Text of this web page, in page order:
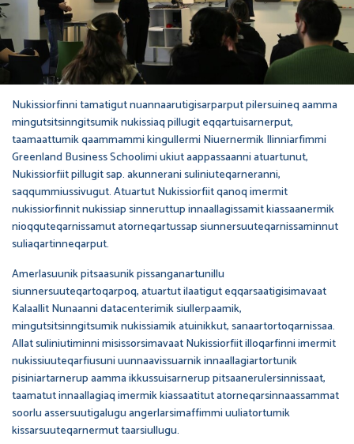
Nukissiorfinni tamatigut nuannaarutigisarparput pilersuineq aamma
mingutsitsinngitsumik nukissiaq pillugit eqqartuisarnerput,
taamaattumik qaammammi kingullermi Niuernermik Ilinniarfimmi
Greenland Business Schoolimi ukiut aappassaanni atuartunut,
Nukissiorfiit pillugit sap. akunnerani suliniuteqarneranni,
saqqummiussivugut. Atuartut Nukissiorfiit qanoq imermit
nukissiorfinnit nukissiap sinneruttup innaallagissamit kiassaanermik
nioqquteqarnissamut atorneqartussap siunnersuuteqarnissaminnut
suliaqartinneqarput.
Amerlasuunik pitsaasunik pissanganartunillu
siunnersuuteqartoqarpoq, atuartut ilaatigut eqqarsaatigisimavaat
Kalaallit Nunaanni datacenterimik siullerpaamik,
mingutsitsinngitsumik nukissiamik atuinikkut, sanaartortoqarnissaa.
Allat suliniutiminni misissorsimavaat Nukissiorfiit illoqarfinni imermit
nukissiuuteqarfiusuni uunnaavissuarnik innaallagiartortunik
pisiniartarnerup aamma ikkussuisarnerup pitsaanerulersinnissaat,
taamatut innaallagiaq imermik kiassaatitut atorneqarsinnaassammat
soorlu assersuutigalugu angerlarsimaffimmi uuliatortumik
kissarsuuteqarnermut taarsiullugu.